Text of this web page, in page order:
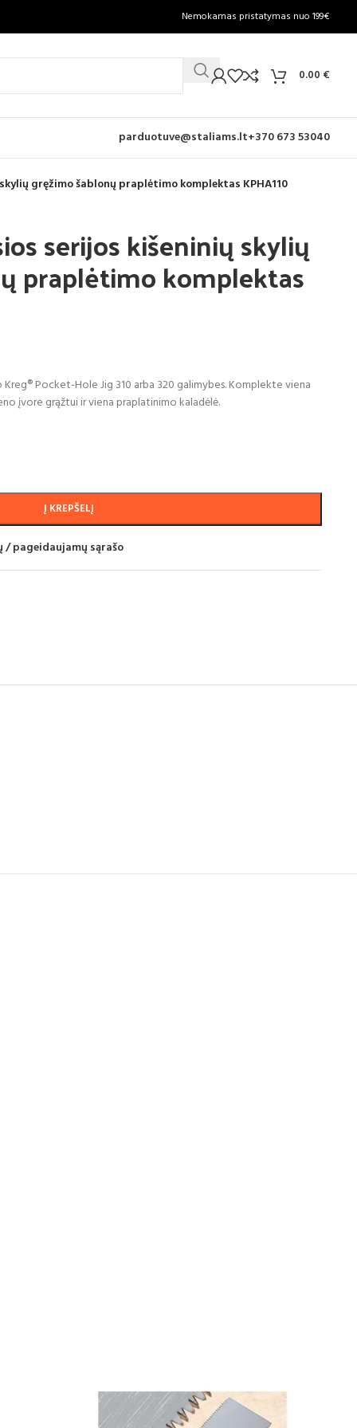
Nemokamas pristatymas nuo 199€
0.00 €
parduotuve@staliams.lt+370 673 53040
gręžimo šablonų praplėtimo komplektas KPHA110
serijos kišeninių skylių
praplėtimo komplektas
Pocket-Hole Jig 310 arba 320 galimybes. Komplekte viena
įvore grąžtui ir viena praplatinimo kaladėlė.
Į KREPŠELĮ
pageidaujamų sąrašo